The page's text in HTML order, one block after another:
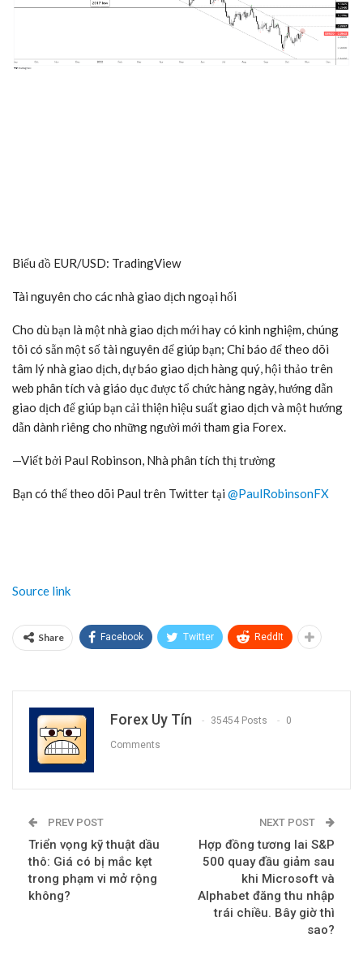
Biểu đồ EUR/USD: TradingView
Tài nguyên cho các nhà giao dịch ngoại hối
Cho dù bạn là một nhà giao dịch mới hay có kinh nghiệm, chúng
tôi có sẵn một số tài nguyên để giúp bạn; Chỉ báo để theo dõi
tâm lý nhà giao dịch, dự báo giao dịch hàng quý, hội thảo trên
web phân tích và giáo dục được tổ chức hàng ngày, hướng dẫn
giao dịch để giúp bạn cải thiện hiệu suất giao dịch và một hướng
dẫn dành riêng cho những người mới tham gia Forex.
—Viết bởi Paul Robinson, Nhà phân tích thị trường
Bạn có thể theo dõi Paul trên Twitter tại @PaulRobinsonFX
Source link
Share Facebook Twitter ReddIt
Forex Uy Tín 35454 Posts 0
Comments
PREV POST
Triển vọng kỹ thuật dầu
thô: Giá có bị mắc kẹt
trong phạm vi mở rộng
không?
NEXT POST
Hợp đồng tương lai S&P
500 quay đầu giảm sau
khi Microsoft và
Alphabet đăng thu nhập
trái chiều. Bây giờ thì
sao?